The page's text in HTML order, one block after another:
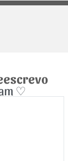
♡